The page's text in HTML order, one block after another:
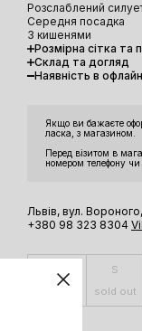
Розслаблений
Середня посадка
З кишенями
Розмірна сітка та
Склад та догляд
Наявність в
Якщо ви бажаєте
ласка, з магазином.
Перед візитом в
номером телефону
Львів, вул.
+380 98 323 8304
S
sold out